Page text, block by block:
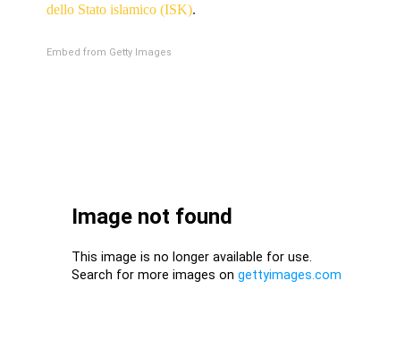
dello Stato islamico (ISK).
Embed from Getty Images